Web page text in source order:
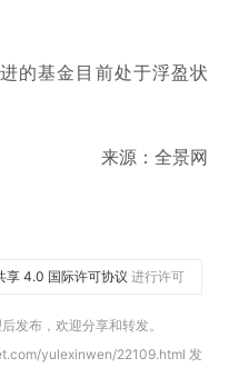
的基金目前处于浮盈状
来源：全景网
享 4.0 国际许可协议 进行许可
发布，欢迎分享和转发。
yulexinwen/22109.html 发